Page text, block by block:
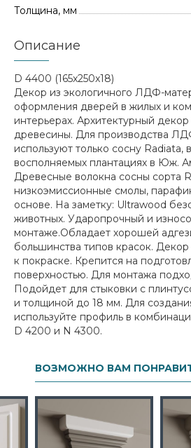
Толщина, мм
Описание
D 4400 (165x250x18)
Декор из экологичного ЛДФ-
оформления дверей в жилых и
интерьерах. Архитектурный
древесины. Для производства
используют только сосну
восполняемых плантациях в Юж.
Древесные волокна сосны сорта
низкоэмиссионные смолы,
основе. На заметку: Ultrawood
животных. Ударопрочный и
монтаже.Обладает хорошей
большинства типов красок. Декор
к покраске. Крепится на
поверхностью. Для монтажа
Подойдет для стыковки с
и толщиной до 18 мм. Для
используйте профиль в
D 4200 и N 4300.
ВОЗМОЖНО ВАМ